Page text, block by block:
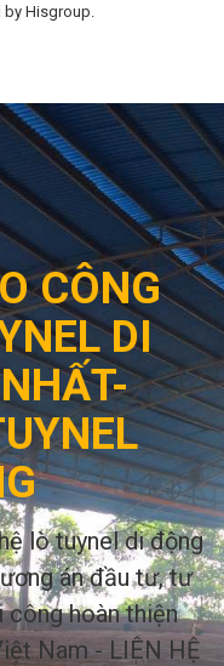
Hisgroup.
CÔNG
DI
lò tuynel di động
án đầu tư, tư
công hoàn thiện
Nam - LIÊN HỆ